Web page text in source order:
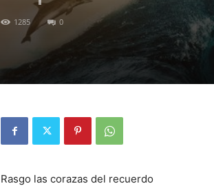
1285 0
Rasgo las corazas del recuerdo